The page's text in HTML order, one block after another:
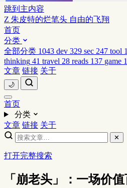
跳到主内容
Z 朱皮特的烂笔头 自由的飞翔
首页
分类
全部分类 1043 dev 329 sec 247 tool
thinking 41 travel 28 reads 137 game
文章 链接 关于
🌙
首页
分类
文章 链接 关于
✕
打开完整搜索
「崩老头」：一场价